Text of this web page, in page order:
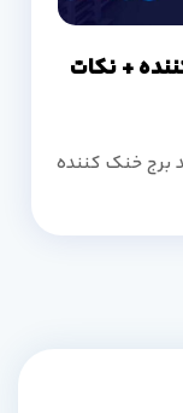
+ نکات
برج خنک کننده